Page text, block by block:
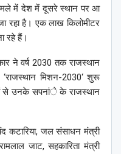
में देश में दूसरे स्थान पर आ
रहा है। एक लाख किलोमीटर
रहे हैं।
वर्ष 2030 तक राजस्थान
मिशन-2030‘ शुरू
से उनके सपनांे के राजस्थान
जल संसाधन मंत्री
जाट, सहकारिता मंत्री